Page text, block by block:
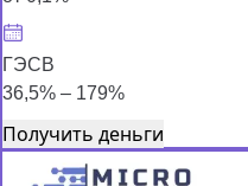
ГЭСВ
36,5% – 179%
Получить деньги